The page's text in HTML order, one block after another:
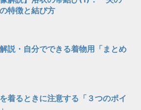
特徴と結び方
説・自分でできる着物用「まとめ
着るときに注意する「３つのポイ